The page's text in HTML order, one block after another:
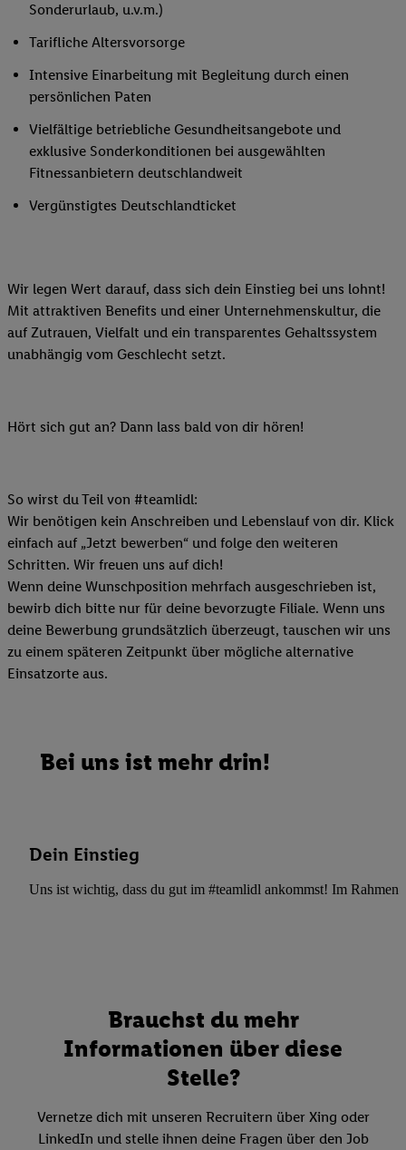
Sonderurlaub, u.v.m.)
Tarifliche Altersvorsorge
Intensive Einarbeitung mit Begleitung durch einen
persönlichen Paten
Vielfältige betriebliche Gesundheitsangebote und
exklusive Sonderkonditionen bei ausgewählten
Fitnessanbietern deutschlandweit
Vergünstigtes Deutschlandticket
Wir legen Wert darauf, dass sich dein Einstieg bei uns lohnt!
Mit attraktiven Benefits und einer Unternehmenskultur, die
auf Zutrauen, Vielfalt und ein transparentes Gehaltssystem
unabhängig vom Geschlecht setzt.
Hört sich gut an? Dann lass bald von dir hören!
So wirst du Teil von #teamlidl:
Wir benötigen kein Anschreiben und Lebenslauf von dir. Klick
einfach auf „Jetzt bewerben“ und folge den weiteren
Schritten. Wir freuen uns auf dich!
Wenn deine Wunschposition mehrfach ausgeschrieben ist,
bewirb dich bitte nur für deine bevorzugte Filiale. Wenn uns
deine Bewerbung grundsätzlich überzeugt, tauschen wir uns
zu einem späteren Zeitpunkt über mögliche alternative
Einsatzorte aus.
Bei uns ist mehr drin!
Dein Einstieg
Uns ist wichtig, dass du gut im #teamlidl ankommst! Im Rahmen
Brauchst du mehr
Informationen über diese
Stelle?
Vernetze dich mit unseren Recruitern über Xing oder
LinkedIn und stelle ihnen deine Fragen über den Job